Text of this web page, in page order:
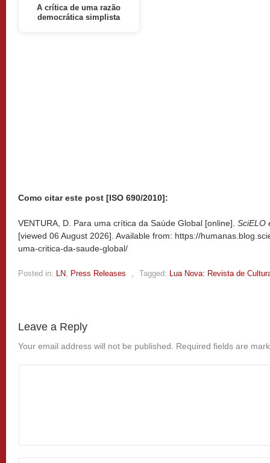
A crítica de uma razão
democrática simplista
Como citar este post [ISO 690/2010]:
VENTURA, D. Para uma crítica da Saúde Global [online]. SciELO
[viewed 06 August 2026]. Available from: https://
uma-critica-da-saude-global/
Posted in: LN Press Releases Tagged: Lua Nova: Revista de
Leave a Reply
Your email address will not be published. Required fields are